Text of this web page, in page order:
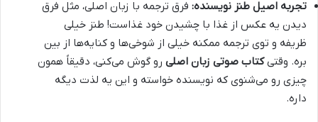
تجربه اصیل طنز نویسنده: فرق ترجمه با زبان اصلی، مثل فرق
دیدن یه عکس از غذا با چشیدن خود غذاست! طنز خیلی
ظریفه و توی ترجمه ممکنه خیلی از شوخی‌ها و کنایه‌ها از بین
بره. وقتیکتاب صوتی زبان اصلی رو گوش می‌کنی، دقیقاً همون
چیزی رو می‌شنوی که نویسنده خواسته و این یه لذت دیگه
داره.